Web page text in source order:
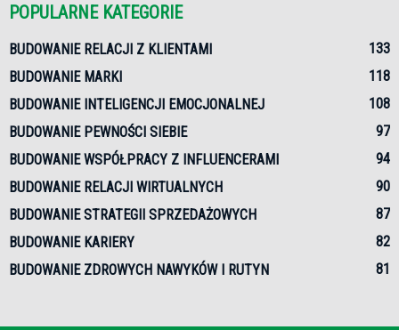
POPULARNE KATEGORIE
BUDOWANIE RELACJI Z KLIENTAMI
133
BUDOWANIE MARKI
118
BUDOWANIE INTELIGENCJI EMOCJONALNEJ
108
BUDOWANIE PEWNOŚCI SIEBIE
97
BUDOWANIE WSPÓŁPRACY Z INFLUENCERAMI
94
BUDOWANIE RELACJI WIRTUALNYCH
90
BUDOWANIE STRATEGII SPRZEDAŻOWYCH
87
BUDOWANIE KARIERY
82
BUDOWANIE ZDROWYCH NAWYKÓW I RUTYN
81